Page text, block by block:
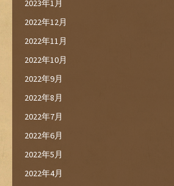
2023年1月
2022年12月
2022年11月
2022年10月
2022年9月
2022年8月
2022年7月
2022年6月
2022年5月
2022年4月